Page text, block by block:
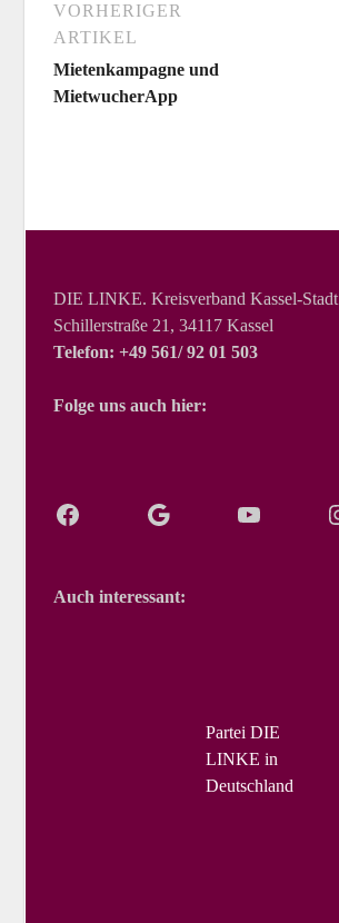
VORHERIGER
ARTIKEL
Mietenkampagne und
MietwucherApp
DIE LINKE. Kreisverband Kassel-Stadt
Schillerstraße 21, 34117 Kassel
Telefon: +49 561/ 92 01 503
Folge uns auch hier:
Auch interessant:
Partei DIE
LINKE in
Deutschland